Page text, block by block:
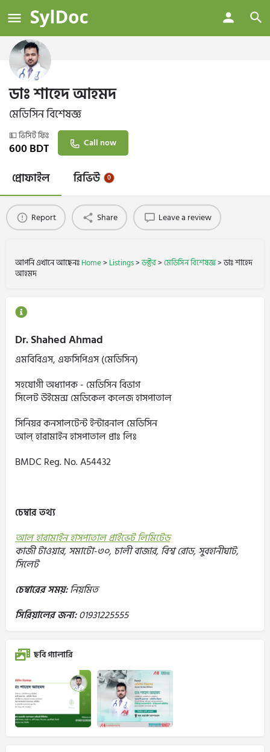
ডাঃ শাহেদ আহমদ
মেডিসিন বিশেষজ্ঞ
💵 ভিসিট ফিঃ
600BDT Call now
প্রোফাইল রিভিউ 0
Report Share Leave a review
আপনি এখানে আছেনঃHome> Listings>ডক্টর>মেডিসিন বিশেষজ্ঞ>ডাঃ শাহেদ
আহমদ
Dr. Shahed Ahmad
এমবিবিএস, এফসিপিএস (মেডিসিন)
সহযোগী অধ্যাপক - মেডিসিন বিভাগ
সিলেট উইমেন্স মেডিকেল কলেজ হাসপাতাল
সিনিয়র কনসালটেন্ট ইন্টারনাল মেডিসিন
আল্ হারামাইন হাসপাতাল প্রাঃ লিঃ
BMDC Reg. No. A54432
চেম্বার তথ্য
আল হারামাইন হাসপাতাল প্রাইভেট লিমিটেড
কাজী টাওয়ার, সমাটো-৩০, চালী বাজার, বিশ্ব রোড, সুবহানীঘাট,
সিলেট
চেম্বারের সময়:নিয়মিত
সিরিয়ালের জন্য:01931225555
ছবি গ্যালারি